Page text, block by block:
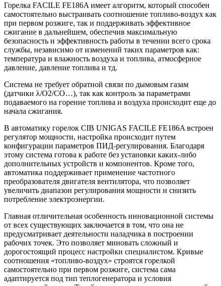
Горелка FACILE FE186A имеет алгоритм, который способен
самостоятельно выстраивать соотношение топливо-воздух как
при первом розжиге, так и поддерживать эффективное
сжигание в дальнейшем, обеспечив максимальную
безопасность и эффективность работы в течении всего срока
службы, независимо от изменений таких параметров как:
температура и влажность воздуха и топлива, атмосферное
давление, давление топлива и тд.
Система не требует обратной связи по дымовым газам
(датчики λ/O2/CO…), так как контроль за параметрами
подаваемого на горение топлива и воздуха происходит еще до
начала сжигания.
В автоматику горелок CIB UNIGAS FACILE FE186A встроен
регулятор мощности, настройка происходит путем
конфигурации параметров ПИД-регулирования. Благодаря
этому система готова к работе без установки каких-либо
дополнительных устройств и компонентов. Кроме того,
автоматика поддерживает применение частотного
преобразователя двигателя вентилятора, что позволяет
увеличить диапазон регулирования мощности и снизить
потребление электроэнергии.
Главная отличительная особенность инновационной системы
от всех существующих заключается в том, что она не
предусматривает деятельности наладчика в построении
рабочих точек. Это позволяет миновать сложный и
дорогостоящий процесс настройки специалистом. Кривые
соотношения «топливо-воздух» строятся горелкой
самостоятельно при первом розжиге, система сама
адаптируется под тип теплогенератора и условия